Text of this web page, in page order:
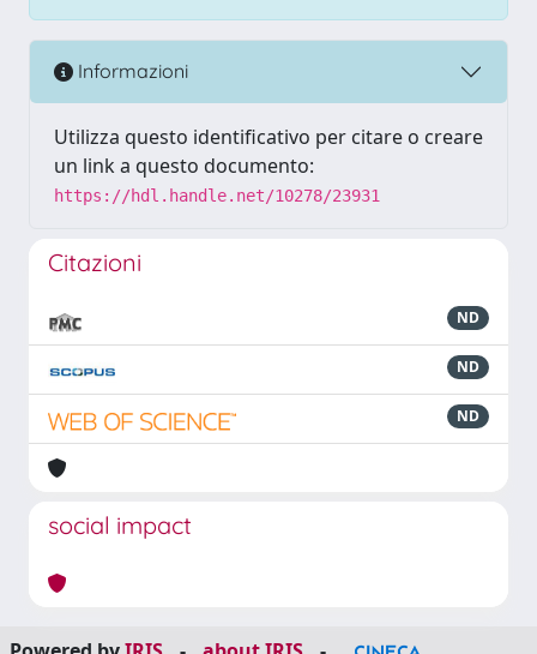
Informazioni
Utilizza questo identificativo per citare o creare
un link a questo documento:
https://hdl.handle.net/10278/23931
Citazioni
ND
ND
ND
social impact